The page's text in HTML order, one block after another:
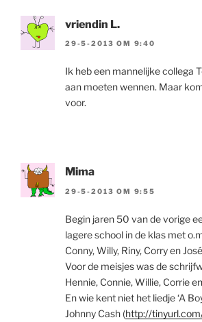
vriendin L.
29-5-2013 OM 9:40
Ik heb een mannelijke collega
aan moeten wennen. Maar
voor.
Mima
29-5-2013 OM 9:55
Begin jaren 50 van de vorige
lagere school in de klas met
Conny, Willy, Riny, Corry en
Voor de meisjes was de
Hennie, Connie, Willie, Corrie
En wie kent niet het liedje ‘A
Johnny Cash (http://